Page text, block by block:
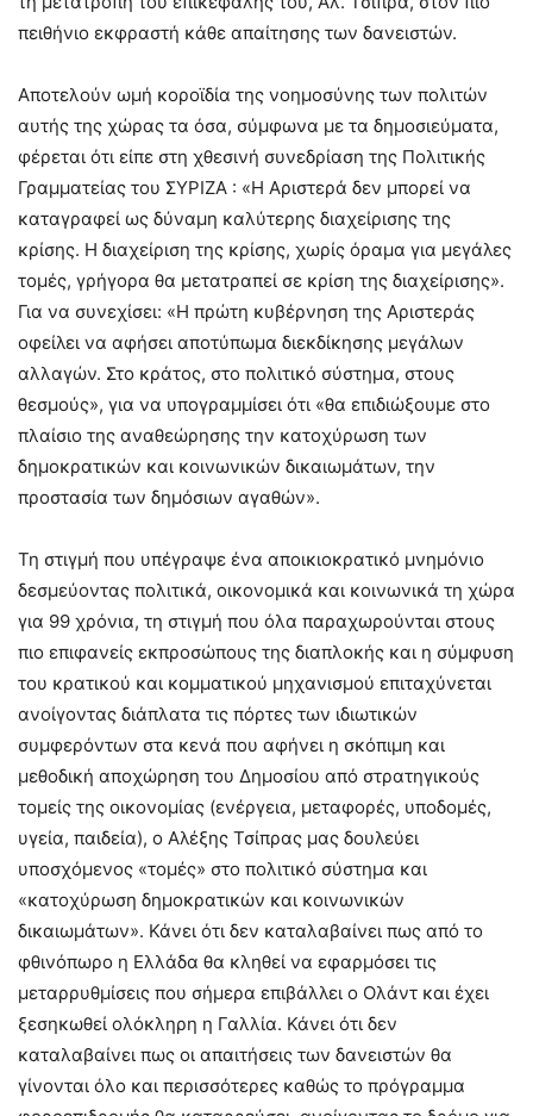
πειθήνιο εκφραστή κάθε απαίτησης των δανειστών.
Αποτελούν ωμή κοροϊδία της νοημοσύνης των πολιτών
αυτής της χώρας τα όσα, σύμφωνα με τα δημοσιεύματα,
φέρεται ότι είπε στη χθεσινή συνεδρίαση της Πολιτικής
Γραμματείας του ΣΥΡΙΖΑ : «Η Αριστερά δεν μπορεί να
καταγραφεί ως δύναμη καλύτερης διαχείρισης της
κρίσης. Η διαχείριση της κρίσης, χωρίς όραμα για μεγάλες
τομές, γρήγορα θα μετατραπεί σε κρίση της διαχείρισης».
Για να συνεχίσει: «Η πρώτη κυβέρνηση της Αριστεράς
οφείλει να αφήσει αποτύπωμα διεκδίκησης μεγάλων
αλλαγών. Στο κράτος, στο πολιτικό σύστημα, στους
θεσμούς», για να υπογραμμίσει ότι «θα επιδιώξουμε στο
πλαίσιο της αναθεώρησης την κατοχύρωση των
δημοκρατικών και κοινωνικών δικαιωμάτων, την
προστασία των δημόσιων αγαθών».
Τη στιγμή που υπέγραψε ένα αποικιοκρατικό μνημόνιο
δεσμεύοντας πολιτικά, οικονομικά και κοινωνικά τη χώρα
για 99 χρόνια, τη στιγμή που όλα παραχωρούνται στους
πιο επιφανείς εκπροσώπους της διαπλοκής και η σύμφυση
του κρατικού και κομματικού μηχανισμού επιταχύνεται
ανοίγοντας διάπλατα τις πόρτες των ιδιωτικών
συμφερόντων στα κενά που αφήνει η σκόπιμη και
μεθοδική αποχώρηση του Δημοσίου από στρατηγικούς
τομείς της οικονομίας (ενέργεια, μεταφορές, υποδομές,
υγεία, παιδεία), ο Αλέξης Τσίπρας μας δουλεύει
υποσχόμενος «τομές» στο πολιτικό σύστημα και
«κατοχύρωση δημοκρατικών και κοινωνικών
δικαιωμάτων». Κάνει ότι δεν καταλαβαίνει πως από το
φθινόπωρο η Ελλάδα θα κληθεί να εφαρμόσει τις
μεταρρυθμίσεις που σήμερα επιβάλλει ο Ολάντ και έχει
ξεσηκωθεί ολόκληρη η Γαλλία. Κάνει ότι δεν
καταλαβαίνει πως οι απαιτήσεις των δανειστών θα
γίνονται όλο και περισσότερες καθώς το πρόγραμμα